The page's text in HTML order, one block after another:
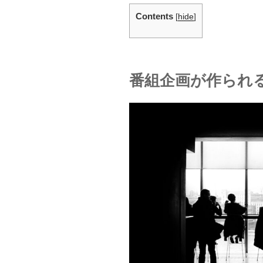
Contents [hide]
番組企画が作られ